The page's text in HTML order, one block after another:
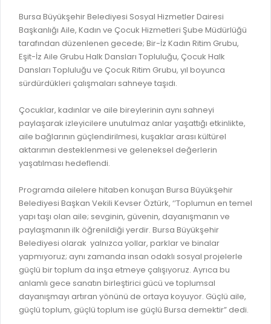
STRATEJİK PLANLAR
PERFORMANS PROGRAMI
BÜTÇE
FAALİYET RAPORLARI
KESİN HESAPLAR
GELİR TARİFESİ
İMAR PLANI DEĞİŞİKLİKLERİ
UKOME TOPLANTILARI
FOTOĞRAF GALERİSİ
BURSA GÜNLÜĞÜ DERGİSİ
AYKOME KARARLARI
BURSA YAYINLARI
YÖNETİM SİSTEMLERİ
VİZYON & MİSYON
ONLİNE KATI ATIK BAŞVURUSU
İTFAİYE OLAY KAYDI BAŞVURUSU
BADEM KAYIT
DOĞRUDAN TEMİN İLANLARI
EVRAK TAKİBİ
MEZARLIK BİLGİ SİSTEMİ
LOKMA DAĞITIM İZNİ BAŞVURUSU
BAĞLANTILAR
WEB - MOBIL UYGULAMALARIMIZ
KURUM İÇİ UYGULAMALAR
E-DEVLET KAPISI
NÖBETÇİ ECZANELER
Bursa Büyükşehir Belediyesi Sosyal Hizmetler Dairesi
Başkanlığı Aile, Kadın ve Çocuk Hizmetleri Şube Müdürlüğü
tarafından düzenlenen gecede; Bir-İz Kadın Ritim Grubu,
Eşit-İz Aile Grubu Halk Dansları Topluluğu, Çocuk Halk
Dansları Topluluğu ve Çocuk Ritim Grubu, yıl boyunca
sürdürdükleri çalışmaları sahneye taşıdı.
Çocuklar, kadınlar ve aile bireylerinin aynı sahneyi
paylaşarak izleyicilere unutulmaz anlar yaşattığı etkinlikte,
aile bağlarının güçlendirilmesi, kuşaklar arası kültürel
aktarımın desteklenmesi ve geleneksel değerlerin
yaşatılması hedeflendi.
Programda ailelere hitaben konuşan Bursa Büyükşehir
Belediyesi Başkan Vekili Kevser Öztürk, ‘’Toplumun en temel
yapı taşı olan aile; sevginin, güvenin, dayanışmanın ve
paylaşmanın ilk öğrenildiği yerdir. Bursa Büyükşehir
Belediyesi olarak yalnızca yollar, parklar ve binalar
yapmıyoruz; aynı zamanda insan odaklı sosyal projelerle
güçlü bir toplum da inşa etmeye çalışıyoruz. Ayrıca bu
anlamlı gece sanatın birleştirici gücü ve toplumsal
dayanışmayı artıran yönünü de ortaya koyuyor. Güçlü aile,
güçlü toplum, güçlü toplum ise güçlü Bursa demektir” dedi.